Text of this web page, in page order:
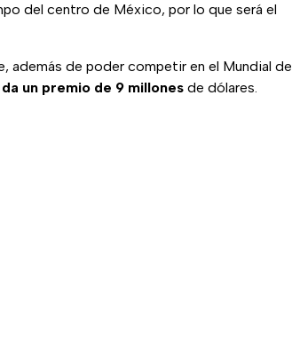
del centro de México, por lo que será el
además de poder competir en el Mundial de
un premio de 9 millones de dólares.